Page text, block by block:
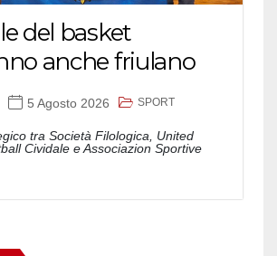
del basket
anche friulano
5 Agosto 2026 SPORT
tra Società Filologica, United
Cividale e Associazion Sportive